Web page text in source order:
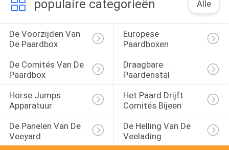
populaire categorieën Alle
De Voorzijden Van
De Paardbox
Europese
Paardboxen
De Comités Van De
Paardbox
Draagbare
Paardenstal
Horse Jumps
Apparatuur
Het Paard Drijft
Comités Bijeen
De Panelen Van De
Veeyard
De Helling Van De
Veelading